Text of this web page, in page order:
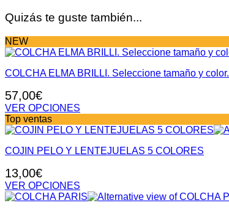
Quizás te guste también...
NEW
COLCHA ELMA BRILLI. Seleccione tamaño y color.
57,00€
VER OPCIONES
Este
producto
múltiples
Las
opciones
se
Top ventas
COJIN PELO Y LENTEJUELAS 5 COLORES
13,00€
VER OPCIONES
Este